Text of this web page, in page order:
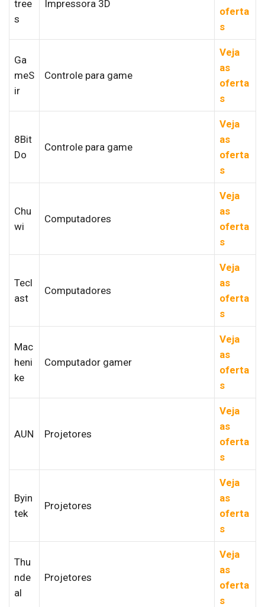
tree
s
Impressora 3D
oferta
s
Ga
meS
ir
Controle para game
Veja
as
oferta
s
8Bit
Do
Controle para game
Veja
as
oferta
s
Chu
wi
Computadores
Veja
as
oferta
s
Tecl
ast
Computadores
Veja
as
oferta
s
Mac
heni
ke
Computador gamer
Veja
as
oferta
s
AUN Projetores
Veja
as
oferta
s
Byin
tek
Projetores
Veja
as
oferta
s
Thu
nde
al
Projetores
Veja
as
oferta
s